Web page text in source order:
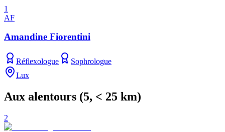
1
AF
Amandine Fiorentini
Réflexologue
Sophrologue
Lux
Aux alentours (5, < 25 km)
2